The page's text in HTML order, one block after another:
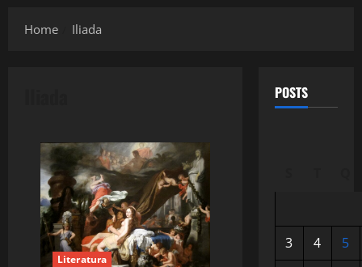
Home Iliada
Literatura
POSTS
3 4
5